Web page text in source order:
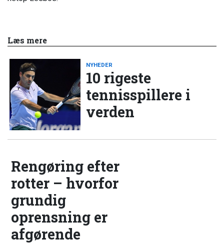
Læs mere
NYHEDER
10 rigeste
tennisspillere i
verden
Rengøring efter
rotter – hvorfor
grundig
oprensning er
afgørende